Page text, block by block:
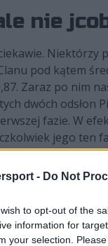
- Do Not
to opt-out of the
information for
your selection.
nie
Niektórzy
pod kątem
Zaraz po nim
dwóch odsłon
fazie. W
jego ten
trzy szanse na